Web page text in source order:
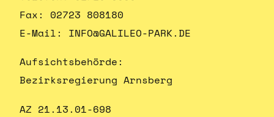
Fax: 02723 808180
E-Mail: INFO@GALILEO-PARK.DE
Aufsichtsbehörde:
Bezirksregierung Arnsberg
AZ 21.13.01-698